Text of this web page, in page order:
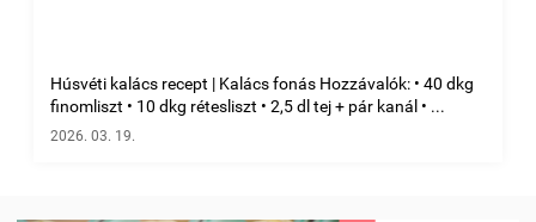
Húsvéti kalács recept | Kalács fonás Hozzávalók: • 40 dkg
finomliszt • 10 dkg rétesliszt • 2,5 dl tej + pár kanál • ...
2026. 03. 19.